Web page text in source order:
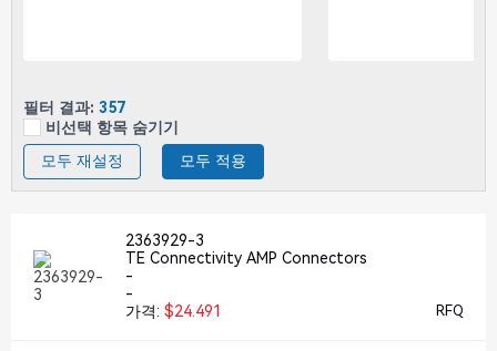
필터 결과: 357
비선택 항목 숨기기
모두 재설정
모두 적용
2363929-3
TE Connectivity AMP Connectors
-
-
가격: $24.491 RFQ